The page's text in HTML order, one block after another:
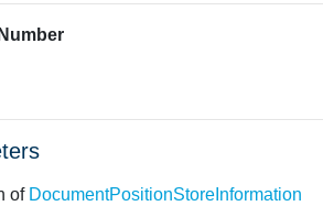
of DocumentPositionStoreInformation